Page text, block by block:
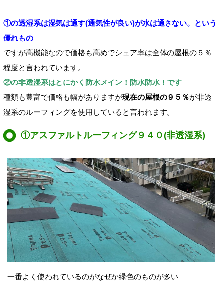
①の透湿系は湿気は通す(通気性が良い)が水は通さない。という
優れもの
ですが高機能なので価格も高めでシェア率は全体の屋根の５％
程度と言われています。
②の非透湿系はとにかく防水メイン！防水防水！です
種類も豊富で価格も幅がありますが現在の屋根の９５％が非透
湿系のルーフィングを使用していると言われます。
①アスファルトルーフィング９４０(非透湿系)
一番よく使われているのがなぜか緑色のものが多い